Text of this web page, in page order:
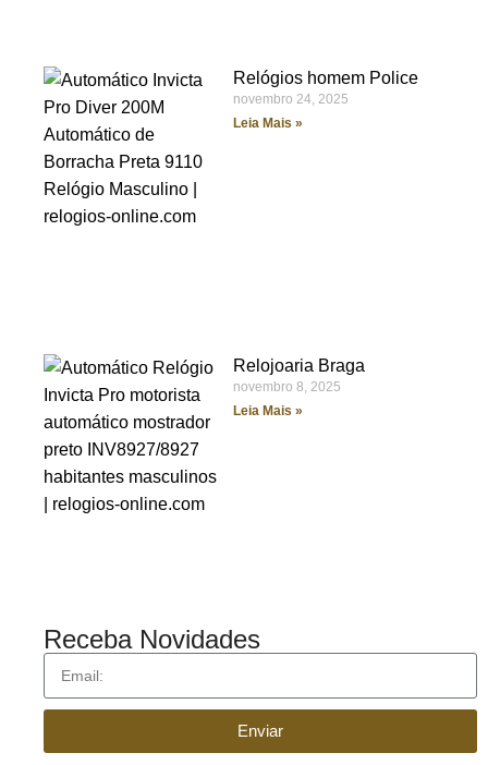
Relógios homem Police
novembro 24, 2025
Leia Mais »
Relojoaria Braga
novembro 8, 2025
Leia Mais »
Receba Novidades
Enviar